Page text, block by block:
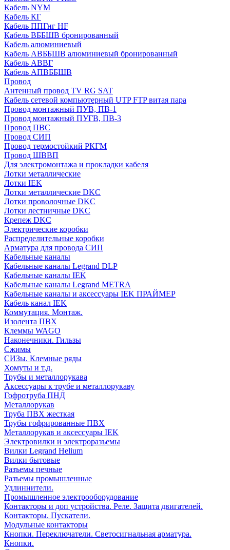
Кабель NYM
Кабель КГ
Кабель ППГнг HF
Кабель ВББШВ бронированный
Кабель алюминиевый
Кабель АВББШВ алюминиевый бронированный
Кабель АВВГ
Кабель АПВББШВ
Провод
Антенный провод TV RG SAT
Кабель сетевой компьютерный UTP FTP витая пара
Провод монтажный ПУВ, ПВ-1
Провод монтажный ПУГВ, ПВ-3
Провод ПВС
Провод СИП
Провод термостойкий РКГМ
Провод ШВВП
Для электромонтажа и прокладки кабеля
Лотки металлические
Лотки IEK
Лотки металлические DKC
Лотки проволочные DKC
Лотки лестничные DKC
Крепеж DKC
Электрические коробки
Распределительные коробки
Арматура для провода СИП
Кабельные каналы
Кабельные каналы Legrand DLP
Кабельные каналы IEK
Кабельные каналы Legrand METRA
Кабельные каналы и аксессуары IEK ПРАЙМЕР
Кабель канал IEK
Коммутация. Монтаж.
Изолента ПВХ
Клеммы WAGO
Наконечники. Гильзы
Сжимы
СИЗы. Клемные ряды
Хомуты и т.д.
Трубы и металлорукава
Аксессуары к трубе и металлорукаву
Гофротруба ПНД
Металлорукав
Труба ПВХ жесткая
Трубы гофрированные ПВХ
Металлорукав и аксессуары IEK
Электровилки и электроразъемы
Вилки Legrand Helium
Вилки бытовые
Разъемы печные
Разъемы промышленные
Удлиннители.
Промышленное электрооборудование
Контакторы и доп устройства. Реле. Защита двигателей.
Контакторы. Пускатели.
Модульные контакторы
Кнопки. Переключатели. Светосигнальная арматура.
Кнопки.